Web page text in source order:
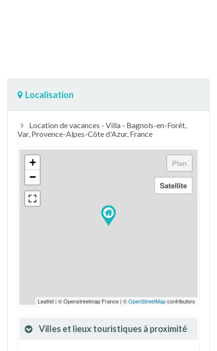
Localisation
Location de vacances - Villa - Bagnols-en-Forêt,
Var, Provence-Alpes-Côte d'Azur, France
+
−
Leaflet | © Openstreetmap France | ©OpenStreetMapcontributors
Villes et lieux touristiques à proximité